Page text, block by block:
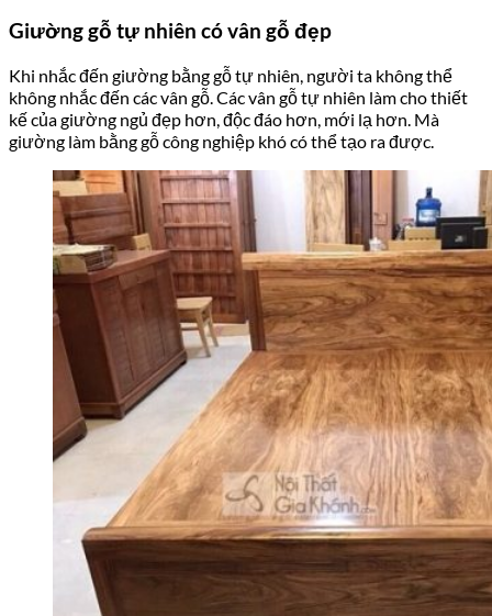
Giường gỗ tự nhiên có vân gỗ đẹp
Khi nhắc đến giường bằng gỗ tự nhiên, người ta không thể
không nhắc đến các vân gỗ. Các vân gỗ tự nhiên làm cho thiết
kế của giường ngủ đẹp hơn, độc đáo hơn, mới lạ hơn. Mà
giường làm bằng gỗ công nghiệp khó có thể tạo ra được.